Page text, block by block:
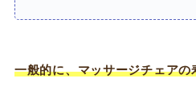
一般的に、マッサージチェア